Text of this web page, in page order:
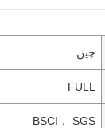
چین
FULL
BSCI， SGS